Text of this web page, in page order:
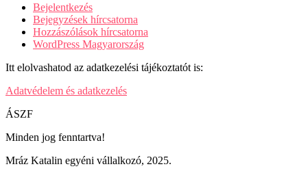
Bejelentkezés
Bejegyzések hírcsatorna
Hozzászólások hírcsatorna
WordPress Magyarország
Itt elolvashatod az adatkezelési tájékoztatót is:
Adatvédelem és adatkezelés
ÁSZF
Minden jog fenntartva!
Mráz Katalin egyéni vállalkozó, 2025.